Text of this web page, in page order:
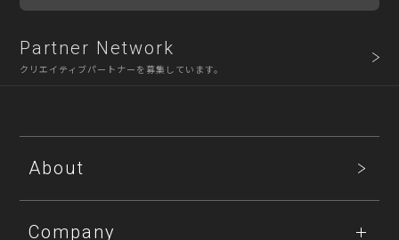
Partner Network
クリエイティブパートナーを募集しています。
About
Company